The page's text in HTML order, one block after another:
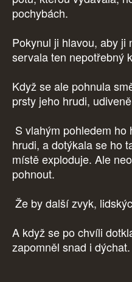
pochybách.
Pokynul ji hlavou, aby ji
servala ten nepotřebný
Když se ale pohnula
prsty jeho hrudi,
S vlahým pohledem
hrudi, a dotýkala se ho
místě exploduje. Ale
pohnout.
Že by další zvyk,
A když se po chvíli
zapomněl snad i dýchat.